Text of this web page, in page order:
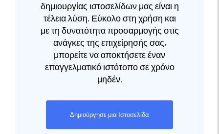
δημιουργίας ιστοσελίδων μας είναι η
τέλεια λύση. Εύκολο στη χρήση και
με τη δυνατότητα προσαρμογής στις
ανάγκες της επιχείρησής σας,
μπορείτε να αποκτήσετε έναν
επαγγελματικό ιστότοπο σε χρόνο
μηδέν.
Δημιούργησε μια Ιστοσελίδα